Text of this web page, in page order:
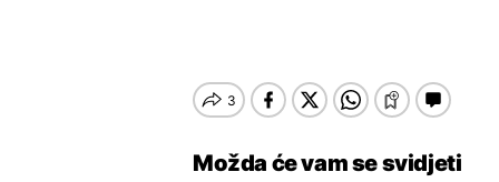
Možda će vam se svidjeti